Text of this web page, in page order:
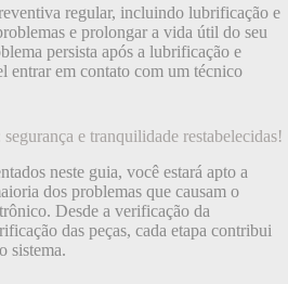
regular, incluindo lubrificação e
e prolongar a vida útil do seu
persista após a lubrificação e
entrar em contato com um técnico
e tranquilidade restabelecidas!
neste guia, você estará apto a
dos problemas que causam o
Desde a verificação da
das peças, cada etapa contribui
sistema.